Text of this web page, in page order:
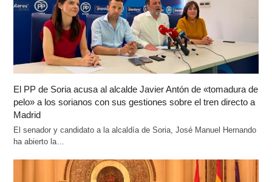
El PP de Soria acusa al alcalde Javier Antón de «tomadura de
pelo» a los sorianos con sus gestiones sobre el tren directo a
Madrid
El senador y candidato a la alcaldía de Soria, José Manuel Hernando
ha abierto la…